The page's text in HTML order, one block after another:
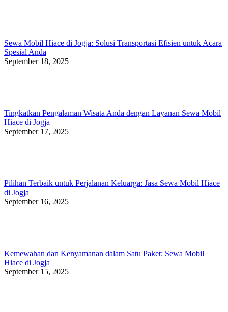
Sewa Mobil Hiace di Jogja: Solusi Transportasi Efisien untuk Acara
Spesial Anda
September 18, 2025
Tingkatkan Pengalaman Wisata Anda dengan Layanan Sewa Mobil
Hiace di Jogja
September 17, 2025
Pilihan Terbaik untuk Perjalanan Keluarga: Jasa Sewa Mobil Hiace
di Jogja
September 16, 2025
Kemewahan dan Kenyamanan dalam Satu Paket: Sewa Mobil
Hiace di Jogja
September 15, 2025